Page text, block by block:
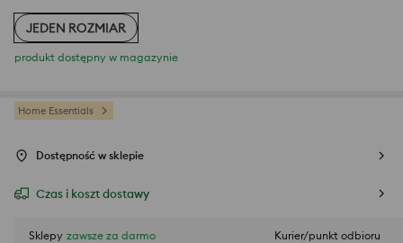
JEDEN ROZMIAR
produkt dostępny w magazynie
Home Essentials
Dostępność w sklepie
Czas i koszt dostawy
Sklepy zawsze za darmo
Kurier/punkt odbioru